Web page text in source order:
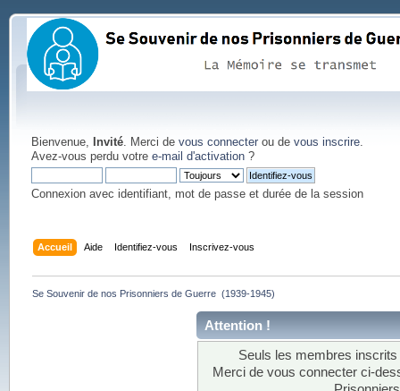
Bienvenue, Invité. Merci de vous connecterou de vous inscrire.
Avez-vous perdu votre e-mail d'activation?
Connexion avec identifiant, mot de passe et durée de la session
Accueil Aide Identifiez-vous Inscrivez-vous
Se Souvenir de nos Prisonniers de Guerre  (1939-1945)
Attention !
Seuls les membres
Merci de vous connecter ci-